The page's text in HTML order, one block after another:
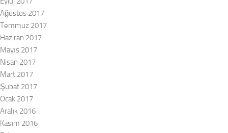
Ağustos 2017
Temmuz 2017
Haziran 2017
Mayıs 2017
Nisan 2017
Mart 2017
Şubat 2017
Ocak 2017
Aralık 2016
Kasım 2016